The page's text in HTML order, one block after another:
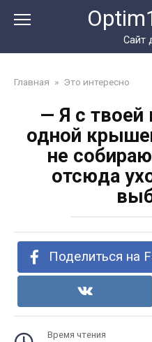
Сайт
Главная » Это интересно
— Я с
одной
не
отсюда
Поделиться на
Время чтения